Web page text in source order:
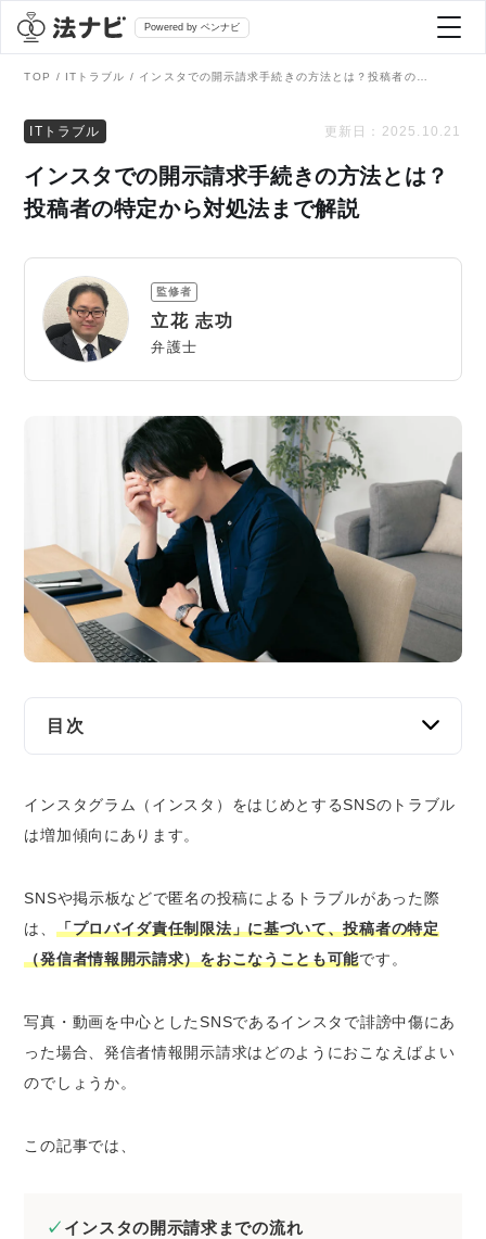
Powered by ベンナビ
全て
刑事事件
債務整理
交通事故
遺産相続
労働問題
債権回収
IT・ネット
企業法務
弁護士を探す
AI Search Premium
掲載をご検討の弁護士の方へ
TOP ITトラブル
ITトラブル 更新日： 2025.10.21
インスタでの開示請求手続きの方法とは？
投稿者の特定から対処法まで解説
監修者
立花 志功
弁護士
目次
1.IPアドレスの開示請求
2.プロバイダに対して通知または削除禁止命
3.投稿者の住所氏名開示請求
2022年10月に新たに新設された非訟手続き
の流れ
たい注意点
IPアドレスを開示するだけでは投稿者を特定
できない
IPアドレスを開示するには投稿の違法性を立
インスタグラム（インスタ）をはじめとするSNSのトラブル
は増加傾向 にあります。
SNSや掲示板などで匿名の投稿によるトラブルがあった際
は、 「プロバイダ責任制限法」に基づいて、投稿者の特定
（発信者情報開示請求）をおこなうことも可能です。
写真・動画を中心としたSNSであるインスタで誹謗中傷にあ
った場合、発信者情報開示請求はどのようにおこなえばよい
のでしょうか。
この記事では、
インスタの開示請求までの流れ